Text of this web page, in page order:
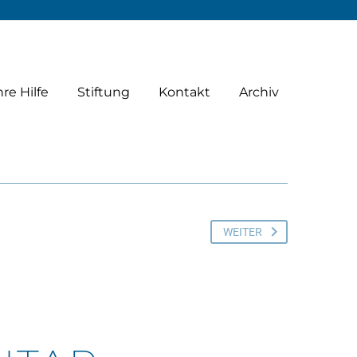
Hilfe Stiftung Kontakt Archiv
WEITER